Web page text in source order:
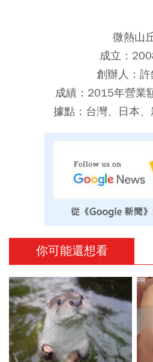
微熱山
成立：
創辦人：
成績：2015年營業
據點：台灣、日本
你可能還想看
PR